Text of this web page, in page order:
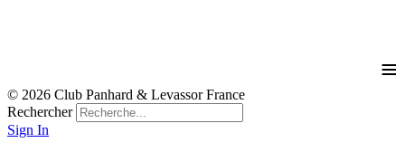
≡
© 2026 Club Panhard & Levassor France
Rechercher
Sign In